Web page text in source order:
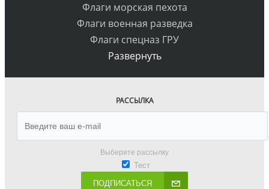
Флаги морская пехота
Флаги военная разведка
Флаги спецназ ГРУ
Развернуть
РАССЫЛКА
Выберите рассылку
Тест
ПОДПИСАТЬСЯ